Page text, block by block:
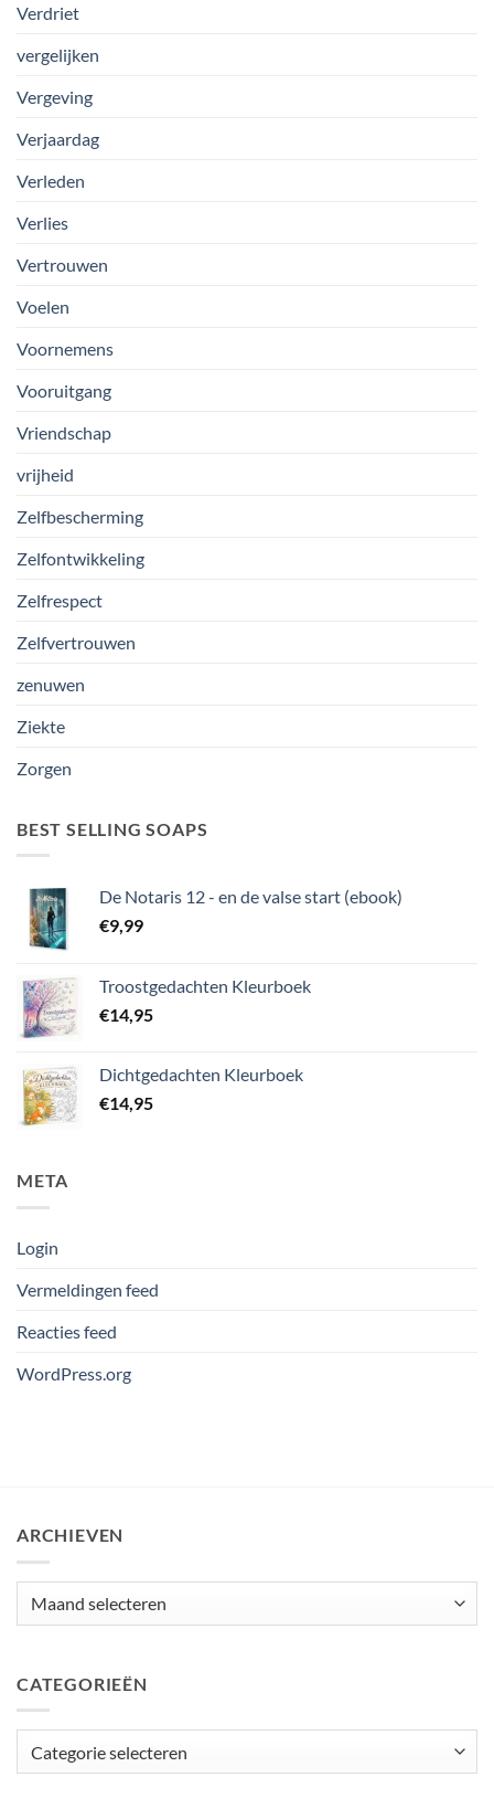
Verdriet
vergelijken
Vergeving
Verjaardag
Verleden
Verlies
Vertrouwen
Voelen
Voornemens
Vooruitgang
Vriendschap
vrijheid
Zelfbescherming
Zelfontwikkeling
Zelfrespect
Zelfvertrouwen
zenuwen
Ziekte
Zorgen
BEST SELLING SOAPS
De Notaris 12 - en de valse start (ebook)
€9,99
Troostgedachten Kleurboek
€14,95
Dichtgedachten Kleurboek
€14,95
META
Login
Vermeldingen feed
Reacties feed
WordPress.org
ARCHIEVEN
CATEGORIEËN